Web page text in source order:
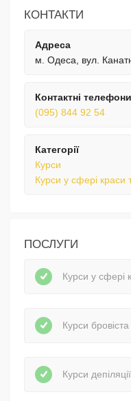
КОНТАКТИ
Адреса
м. Одеса, вул.
Контактні телефони
(095) 844 92 54
Категорії
Курси
Курси у сфері краси
ПОСЛУГИ
Курси у сфері
Курси бровіста
Курси депіляції